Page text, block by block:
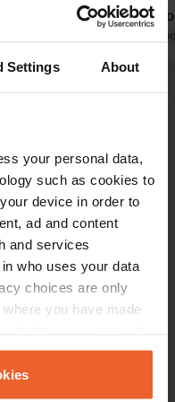
Settings About
your personal data,
such as cookies to
device in order to
ad and content
and services
who uses your data
choices are only
you have made
or by clicking on
excellent
Traduit par
Copie